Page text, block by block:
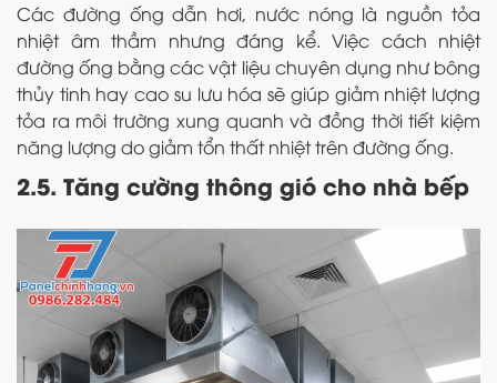
Các đường ống dẫn hơi, nước nóng là nguồn tỏa
nhiệt âm thầm nhưng đáng kể. Việc cách nhiệt
đường ống bằng các vật liệu chuyên dụng như bông
thủy tinh hay cao su lưu hóa sẽ giúp giảm nhiệt lượng
tỏa ra môi trường xung quanh và đồng thời tiết kiệm
năng lượng do giảm tổn thất nhiệt trên đường ống.
2.5. Tăng cường thông gió cho nhà bếp